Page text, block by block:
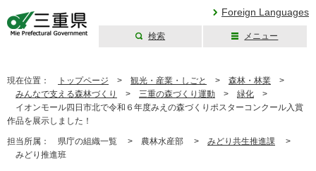
Foreign Languages
検索 メニュー
現在位置： トップページ > 観光・産業・しごと > 森林・林業 >
みんなで支える森林づくり
> 三重の森づくり運動 > 緑化 >
イオンモール四日市北で令和６年度みえの森づくりポスターコンクール入賞
作品を展示しました！
担当所属： 県庁の組織一覧 > 農林水産部 > みどり共生推進課 >
みどり推進班